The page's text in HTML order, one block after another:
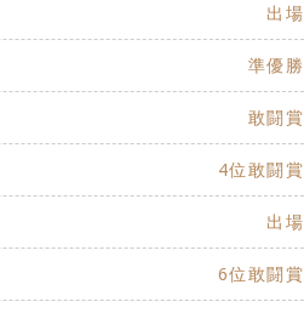
出場
準優勝
敢闘賞
4位敢闘賞
出場
6位敢闘賞